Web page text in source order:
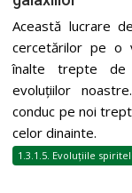
Această lucrare
cercetărilor pe o
înalte trepte de
evoluțiilor
conduc pe noi
celor dinainte.
1.3.1.5. Evoluțiile